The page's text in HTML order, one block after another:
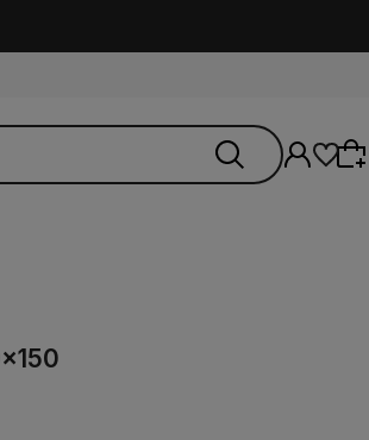
zaloguj się, aby przywrócić dodane